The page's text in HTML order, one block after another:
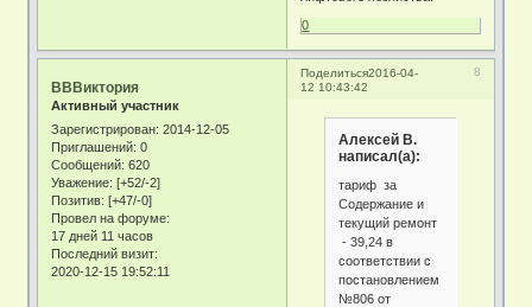
0
Поделиться 8
2016-04-
12 10:43:42
ВВВиктория
Активный участник
Зарегистрирован: 2014-12-05
Приглашений: 0
Сообщений: 620
Уважение: [+52/-2]
Позитив: [+47/-0]
Провел на форуме:
17 дней 11 часов
Последний визит:
2020-12-15 19:52:11
Алексей В.
написал(а):
тариф за
Содержание и
текущий ремонт
- 39,24 в
соответствии с
постановлением
№806 от